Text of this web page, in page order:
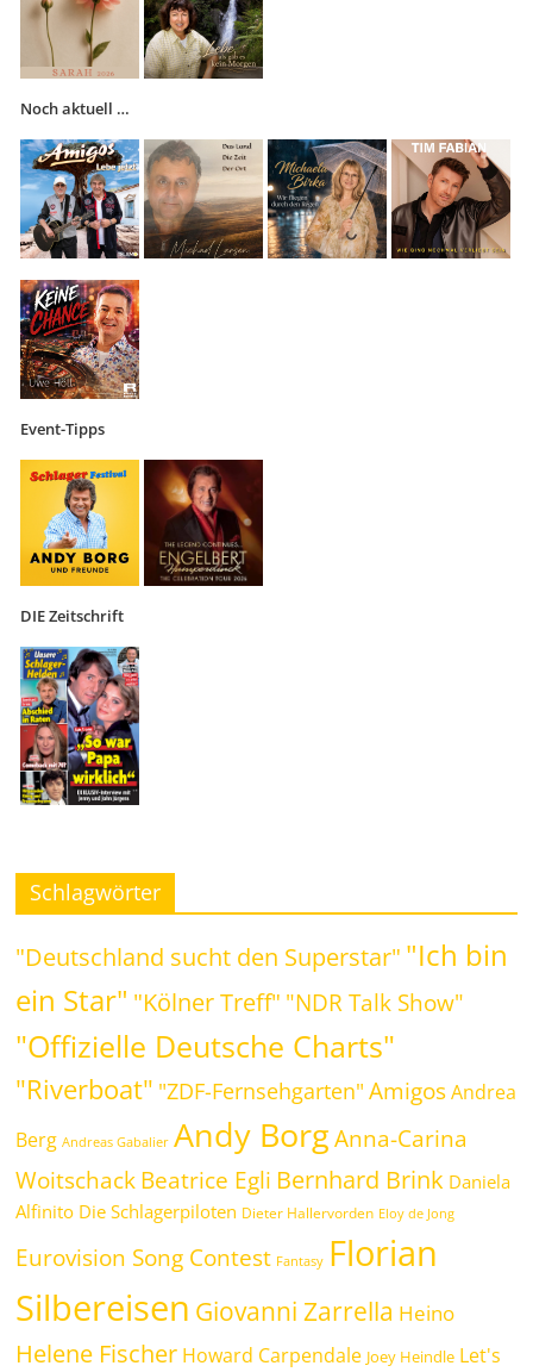
Noch aktuell …
Event-Tipps
DIE Zeitschrift
Schlagwörter
"Deutschland sucht den Superstar" "Ich bin
ein Star" "Kölner Treff" "NDR Talk Show"
"Offizielle Deutsche Charts"
"Riverboat" "ZDF-Fernsehgarten" Amigos Andrea
Berg Andreas Gabalier Andy Borg Anna-Carina
WoitschackBeatrice Egli Bernhard Brink Daniela
Alfinito Die Schlagerpiloten Dieter Hallervorden Eloy de Jong
Eurovision Song Contest Fantasy Florian
Silbereisen Giovanni Zarrella Heino
Helene Fischer Howard Carpendale Joey Heindle Let's